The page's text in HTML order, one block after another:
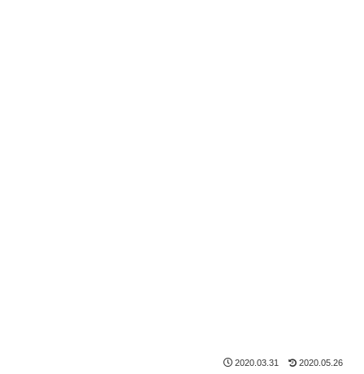
2020.03.31 2020.05.26